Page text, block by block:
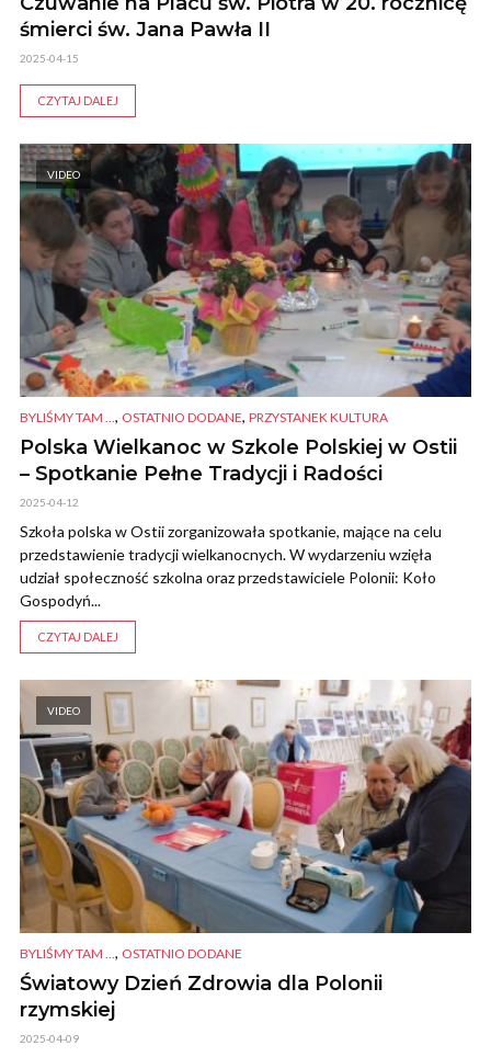
śmierci św. Jana Pawła II
2025-04-15
CZYTAJ DALEJ
VIDEO
BYLIŚMY TAM ..., OSTATNIO DODANE, PRZYSTANEK KULTURA
Polska Wielkanoc w Szkole Polskiej w Ostii
– Spotkanie Pełne Tradycji i Radości
2025-04-12
Szkoła polska w Ostii zorganizowała spotkanie, mające na celu
przedstawienie tradycji wielkanocnych. W wydarzeniu wzięła
udział społeczność szkolna oraz przedstawiciele Polonii: Koło
Gospodyń...
CZYTAJ DALEJ
VIDEO
BYLIŚMY TAM ..., OSTATNIO DODANE
Światowy Dzień Zdrowia dla Polonii
rzymskiej
2025-04-09